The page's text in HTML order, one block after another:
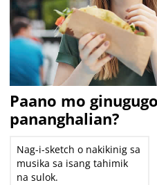
Paano mo
pananghalian?
Nag-i-sketch o nakikinig sa
musika sa isang tahimik
na sulok.